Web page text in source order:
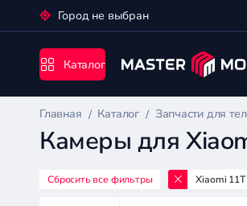
Город не выбран
Каталог
Главная Каталог Запчасти для
Камеры для
Сбросить все фильтры Xiaomi